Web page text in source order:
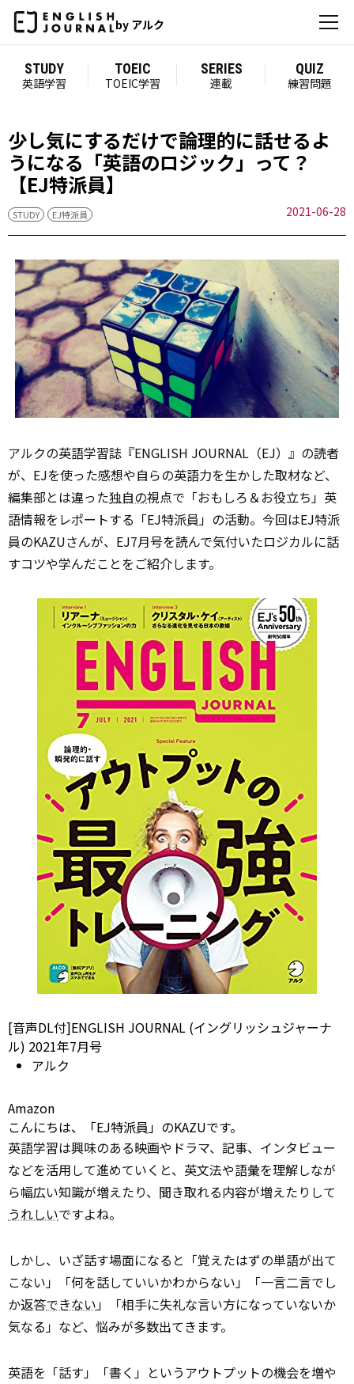
by アルク
STUDY
英語学習
TOEIC
TOEIC学習
SERIES
連載
QUIZ
練習問題
少し気にするだけで論理的に話せるよ
うになる「英語のロジック」って？
【EJ特派員】
STUDY EJ特派員 2021-06-28
アルクの英語学習誌『ENGLISH JOURNAL（EJ）』の読者
が、EJを使った感想や自らの英語力を生かした取材など、
編集部とは違った独自の視点で「おもしろ＆お役立ち」英
語情報をレポートする「EJ特派員」の活動。今回はEJ特派
員のKAZUさんが、EJ7月号を読んで気付いたロジカルに話
すコツや学んだことをご紹介します。
[音声DL付]ENGLISH JOURNAL (イングリッシュジャーナ
ル) 2021年7月号
アルク
Amazon
こんにちは、「EJ特派員」のKAZUです。
英語学習は興味のある映画やドラマ、記事、インタビュー
などを活用して進めていくと、英文法や語彙を理解しなが
ら幅広い知識が増えたり、聞き取れる内容が増えたりして
うれしいですよね。
しかし、いざ話す場面になると「覚えたはずの単語が出て
こない」「何を話していいかわからない」「一言二言でし
か返答できない」「相手に失礼な言い方になっていないか
気なる」など、悩みが多数出てきます。
英語を「話す」「書く」というアウトプットの機会を増や